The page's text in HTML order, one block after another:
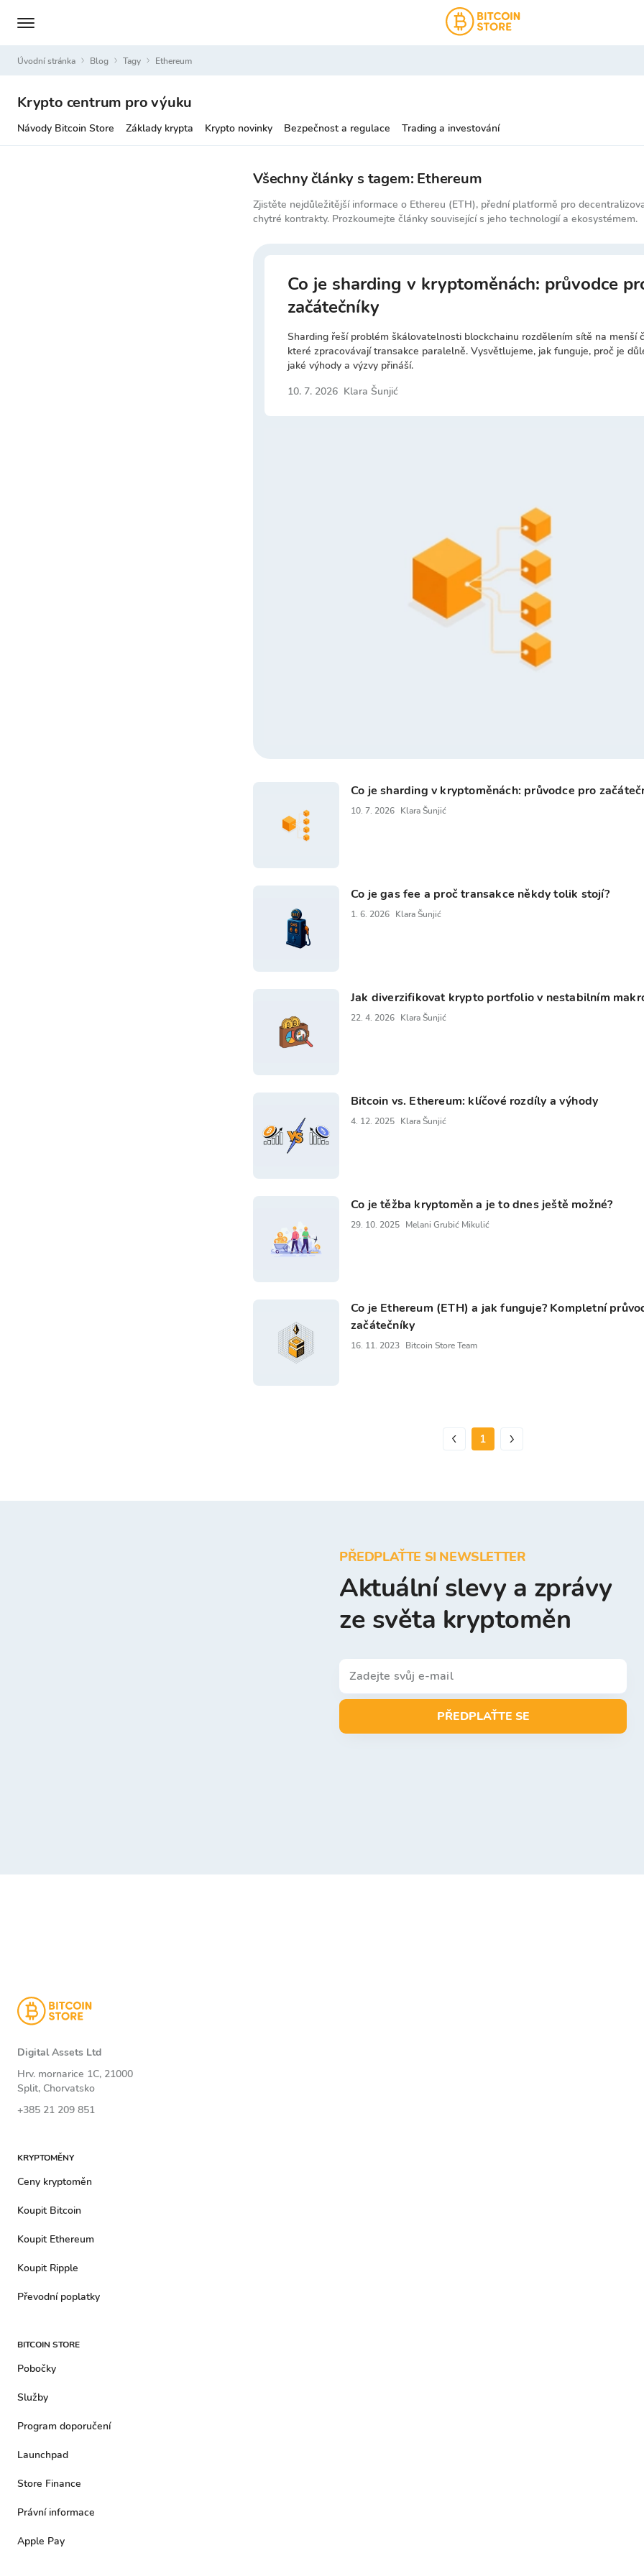
Úvodní stránka Blog Tagy ethereum
Krypto centrum pro výuku
Návody Bitcoin Store Základy krypta Krypto novinky Bezpečnost a regulace Trading a investování
Všechny články s tagem: Ethereum
Zjistěte nejdůležitější informace o Ethereu (ETH), přední platformě pro
chytré kontrakty. Prozkoumejte články související s jeho technologií a ekosystémem.
Co je sharding v kryptoměnách: průvodce
začátečníky
Sharding řeší problém škálovatelnosti blockchainu rozdělením sítě na menší
které zpracovávají transakce paralelně. Vysvětlujeme, jak funguje, proč je
jaké výhody a výzvy přináší.
10. 7. 2026 Klara Šunjić
Co je sharding v kryptoměnách: průvodce pro
10. 7. 2026 Klara Šunjić
Co je gas fee a proč transakce někdy tolik stojí?
1. 6. 2026 Klara Šunjić
Jak diverzifikovat krypto portfolio v nestabilním
22. 4. 2026 Klara Šunjić
Bitcoin vs. Ethereum: klíčové rozdíly a výhody
4. 12. 2025 Klara Šunjić
Co je těžba kryptoměn a je to dnes ještě možné?
29. 10. 2025 Melani Grubić Mikulić
Co je Ethereum (ETH) a jak funguje? Kompletní
začátečníky
16. 11. 2023 Bitcoin Store Team
1
PŘEDPLAŤTE SI NEWSLETTER
Aktuální slevy a zprávy
ze světa kryptoměn
PŘEDPLAŤTE SE
Digital Assets Ltd
Hrv. mornarice 1C, 21000
Split, Chorvatsko
+385 21 209 851
KRYPTOMĚNY
Ceny kryptoměn
Koupit Bitcoin
Koupit Ethereum
Koupit Ripple
Převodní poplatky
BITCOIN STORE
Pobočky
Služby
Program doporučení
Launchpad
Store Finance
Právní informace
Apple Pay